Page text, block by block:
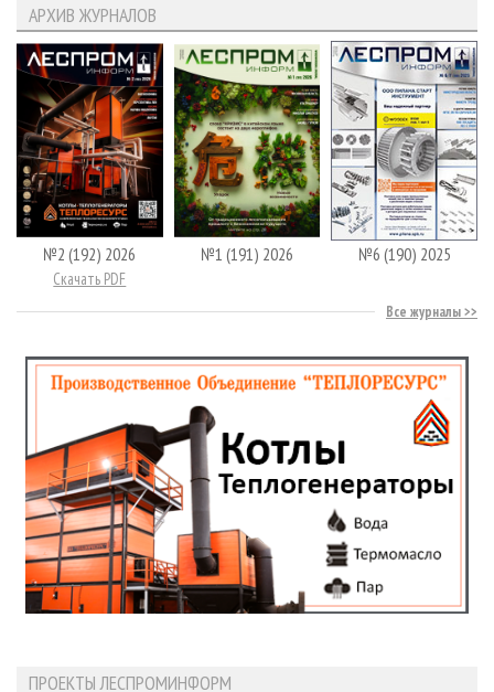
АРХИВ ЖУРНАЛОВ
№2 (192) 2026
Скачать PDF
№1 (191) 2026 №6 (190) 2025
Все журналы
ПРОЕКТЫ ЛЕСПРОМИНФОРМ